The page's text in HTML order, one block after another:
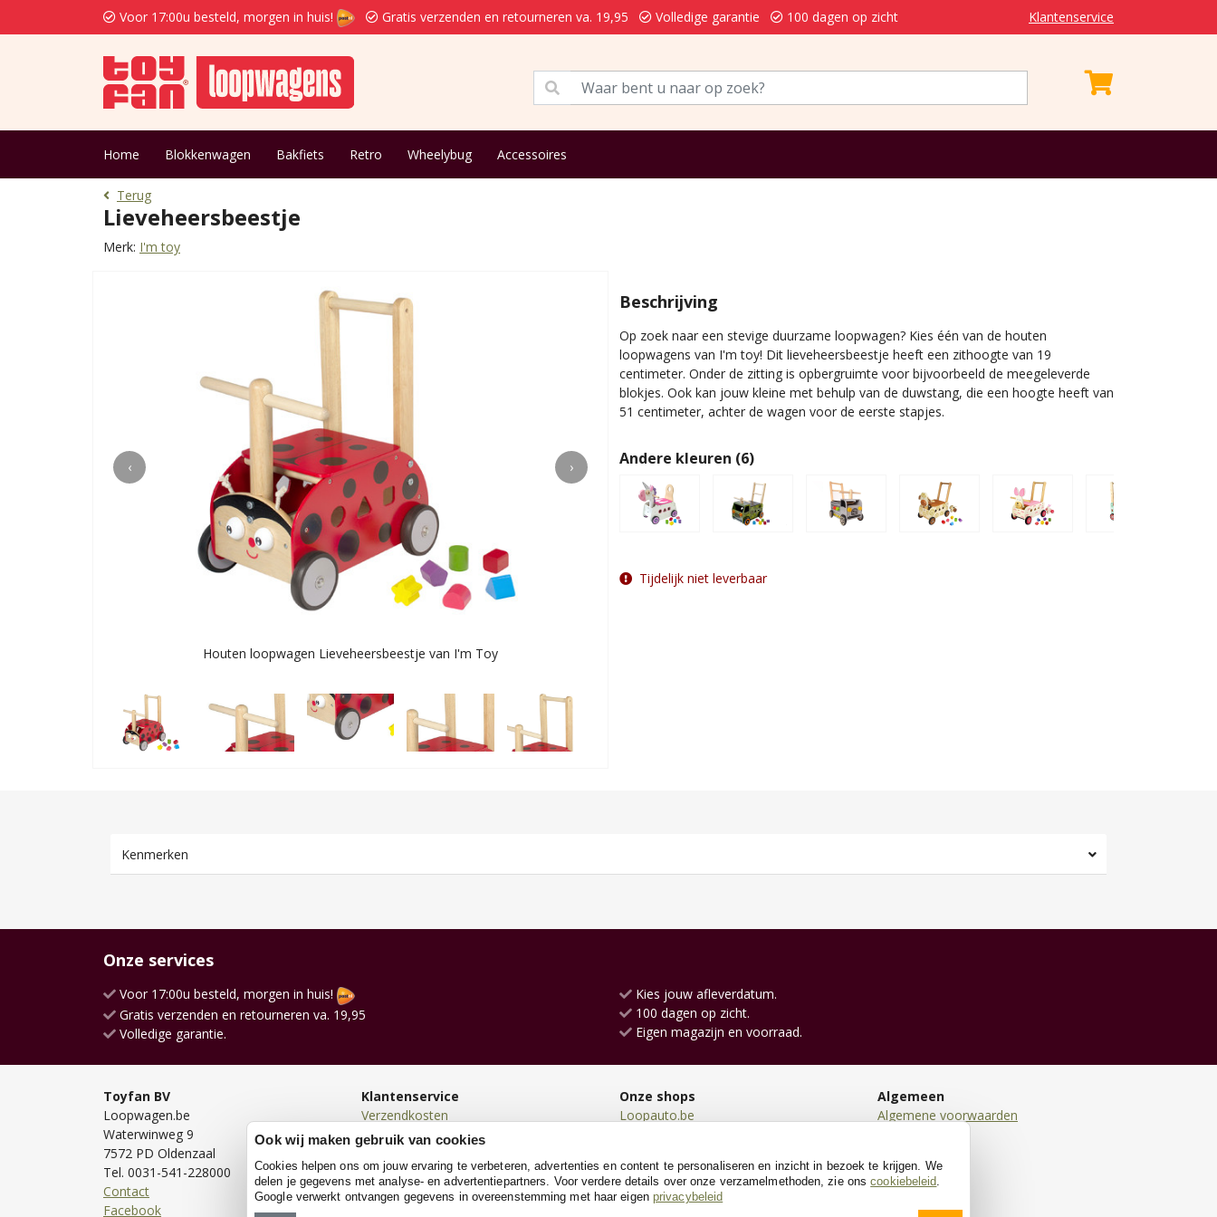
Voor 17:00u besteld, morgen in huis! Gratis verzenden en retourneren va. 19,95 Volledige garantie 100 dagen op zicht Klantenservice
Home Blokkenwagen Bakfiets Retro Wheelybug Accessoires
Terug
Lieveheersbeestje
Merk: I'm toy
‹ ›
Houten loopwagen Lieveheersbeestje van I'm Toy
Beschrijving
Op zoek naar een stevige duurzame loopwagen? Kies één van de houten
loopwagens van I'm toy! Dit lieveheersbeestje heeft een zithoogte van 19
centimeter. Onder de zitting is opbergruimte voor bijvoorbeeld de meegeleverde
blokjes. Ook kan jouw kleine met behulp van de duwstang, die een hoogte heeft van
51 centimeter, achter de wagen voor de eerste stapjes.
Andere kleuren (6)
Tijdelijk niet leverbaar
Kenmerken
Onze services
Voor 17:00u besteld, morgen in huis!
Gratis verzenden en retourneren va. 19,95
Volledige garantie.
Kies jouw afleverdatum.
100 dagen op zicht.
Eigen magazijn en voorraad.
Toyfan BV
Loopwagen.be
Waterwinweg 9
7572 PD Oldenzaal
Tel. 0031-541-228000
Contact
Facebook
Klantenservice
Verzendkosten
Bezorgen
Betalen
Retourneren
Onze shops
Loopauto.be
Schommelpaard.be
Driewieler.be
Algemeen
Algemene voorwaarden
Cookies
Ook wij maken gebruik van cookies
Cookies helpen ons om jouw ervaring te verbeteren, advertenties en content te personaliseren en inzicht in bezoek te krijgen. We
delen je gegevens met analyse- en advertentiepartners. Voor verdere details over onze verzamelmethoden, zie onscookiebeleid
Google verwerkt ontvangen gegevens in overeenstemming met haar eigen privacybeleid